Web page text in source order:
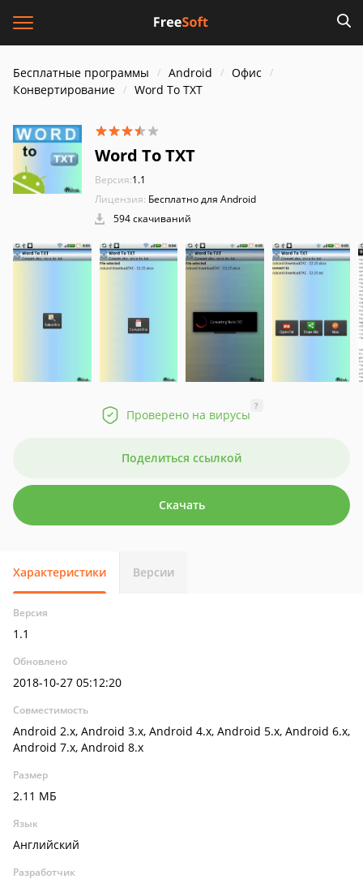
Бесплатные программы Android
Офис
Конвертирование
Word To TXT
Word To TXT
Версия:1.1
Лицензия: Бесплатно для Android
594 скачиваний
Проверено на вирусы
?
Поделиться ссылкой
Скачать
Характеристики Версии
Версия
1.1
Обновлено
2018-10-27 05:12:20
Совместимость
Android 2.x, Android 3.x, Android 4.x, Android 5.x, Android 6.x,
Android 7.x, Android 8.x
Размер
2.11 МБ
Язык
Английский
Разработчик